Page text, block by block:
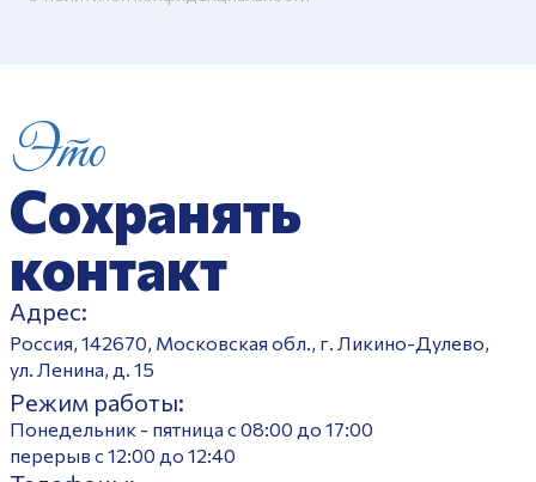
Это
Сохранять
контакт
Адрес:
Россия, 142670, Московская обл., г. Ликино-Дулево,
ул. Ленина, д. 15
Режим работы:
Понедельник - пятница с 08:00 до 17:00
перерыв с 12:00 до 12:40